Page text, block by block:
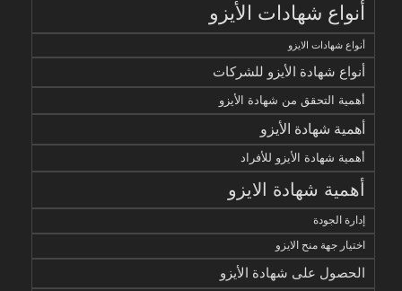
أنواع شهادات الأيزو
أنواع شهادات الايزو
أنواع شهادة الأيزو للشركات
أهمية التحقق من شهادة الأيزو
أهمية شهادة الأيزو
أهمية شهادة الأيزو للأفراد
أهمية شهادة الايزو
إدارة الجودة
اختيار جهة منح الايزو
الحصول على شهادة الأيزو